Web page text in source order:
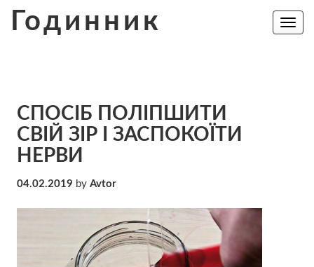
Годинник
Toggle
СПОСІБ ПОЛІПШИТИ
СВІЙ ЗІР І ЗАСПОКОЇТИ
НЕРВИ
04.02.2019 by Avtor